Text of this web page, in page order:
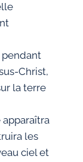
Christ,
la terre
les
ciel et